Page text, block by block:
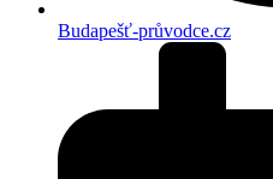
Budapešť-průvodce.cz